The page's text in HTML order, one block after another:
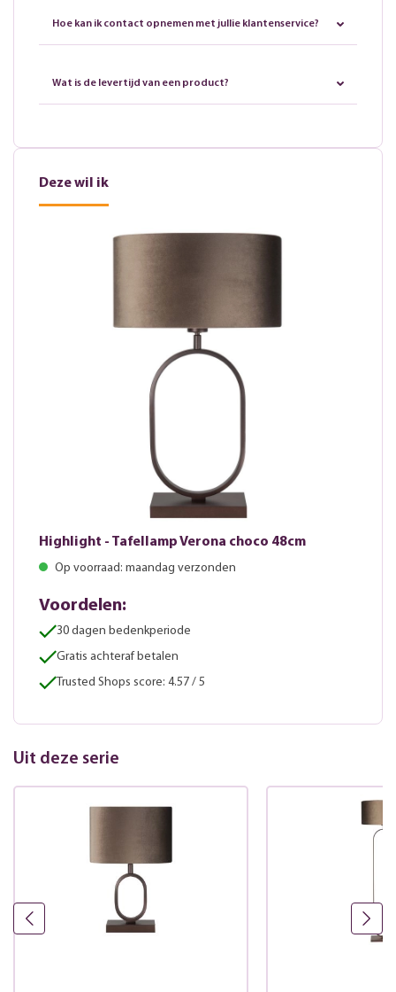
Hoe kan ik contact opnemen met jullie klantenservice?
Wat is de levertijd van een product?
Deze wil ik
Highlight - Tafellamp Verona choco 48cm
Op voorraad: maandag verzonden
Voordelen:
30 dagen bedenkperiode
Gratis achteraf betalen
Trusted Shops score: 4.57 / 5
Uit deze serie